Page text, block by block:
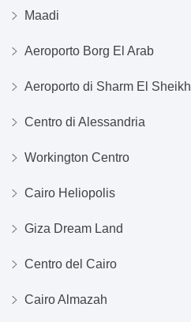
Maadi
Aeroporto Borg El Arab
Aeroporto di Sharm El Sheikh
Centro di Alessandria
Workington Centro
Cairo Heliopolis
Giza Dream Land
Centro del Cairo
Cairo Almazah